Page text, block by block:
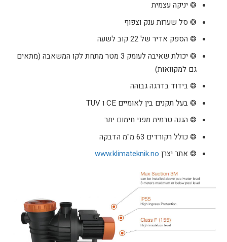
❂ יניקה עצמית
❂ סל שערות ענק וצפוף
❂ הספק אדיר של 22 קוב לשעה
❂ יכולת שאיבה לעומק 3 מטר מתחת לקו המשאבה (מתאים
גם למקוואות)
❂ בידוד בדרגה גבוהה
❂ בעל תקנים בין לאומיים CE ו TUV
❂ הגנה טרמית מפני חימום יתר
❂ כולל רקורדים 63 מ"מ הדבקה
❂ אתר יצרן www.klimateknik.no